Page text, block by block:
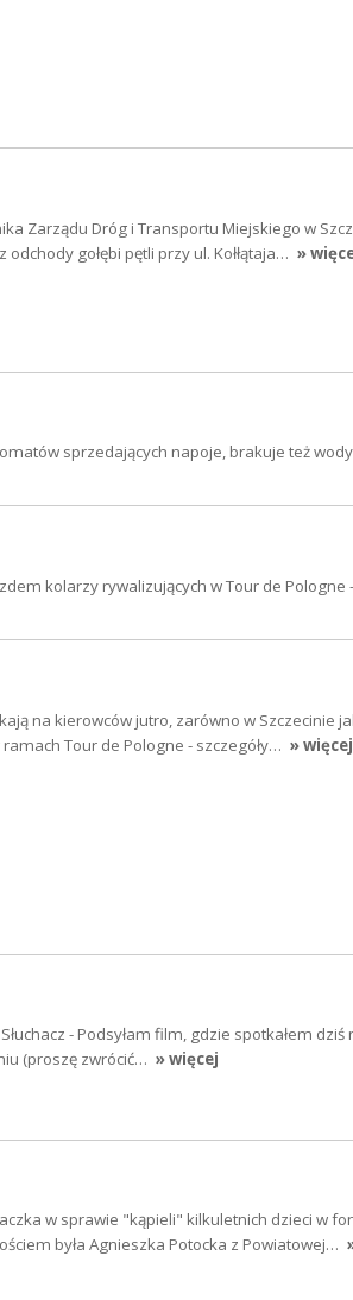
Zarządu Dróg i Transportu Miejskiego w
gołębi pętli przy ul. Kołłątaja… »
sprzedających napoje, brakuje też
kolarzy rywalizujących w Tour de
na kierowców jutro, zarówno w Szczecinie
Tour de Pologne - szczegóły… » więcej
- Podsyłam film, gdzie spotkałem dziś
(proszę zwrócić… » więcej
w sprawie "kąpieli" kilkuletnich dzieci w
była Agnieszka Potocka z Powiatowej…